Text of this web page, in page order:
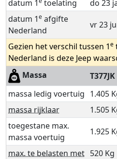
datum 1 toelating
do 23
datum 1e afgifte
Nederland
vr 23
Gezien het verschil tussen 1e
Nederland is deze Jeep
Massa
T377JK
massa ledig voertuig 1.405
massa rijklaar
1.505
toegestane max.
massa voertuig
1.925
max. te belasten met 520 Kg